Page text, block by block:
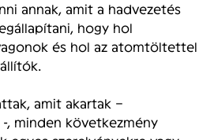
annak, amit a hadvezetés
hogy hol
és hol az atomtöltettel
amit akartak –
, minden következmény